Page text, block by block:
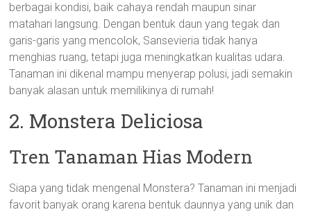
berbagai kondisi, baik cahaya rendah maupun sinar
matahari langsung. Dengan bentuk daun yang tegak dan
garis-garis yang mencolok, Sansevieria tidak hanya
menghias ruang, tetapi juga meningkatkan kualitas udara.
Tanaman ini dikenal mampu menyerap polusi, jadi semakin
banyak alasan untuk memilikinya di rumah!
2. Monstera Deliciosa
Tren Tanaman Hias Modern
Siapa yang tidak mengenal Monstera? Tanaman ini menjadi
favorit banyak orang karena bentuk daunnya yang unik dan